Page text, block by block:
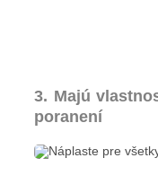
3. Majú
poranení